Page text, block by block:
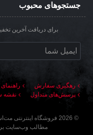
جستجوهای محبوب
برای دریافت آخرین
رهگیری سفارش
پرسش‌های متداول
نقشه
©
2026 فروشگاه اینترنتی
مطالب وب‌سایت